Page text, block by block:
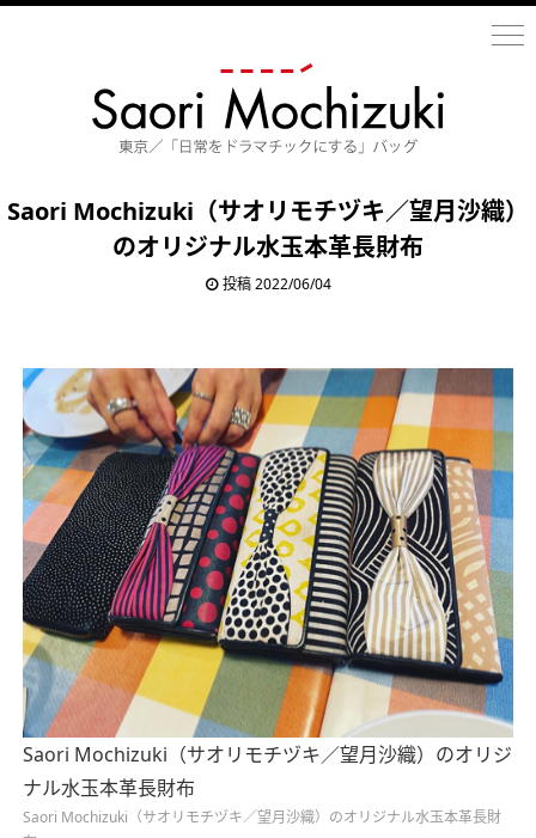
Saori Mochizuki（サオリモチヅキ／望月沙織）
のオリジナル水玉本革長財布
投稿 2022/06/04
Saori Mochizuki（サオリモチヅキ／望月沙織）のオリジ
ナル水玉本革長財布
Saori Mochizuki（サオリモチヅキ／望月沙織）のオリジナル水玉本革長財